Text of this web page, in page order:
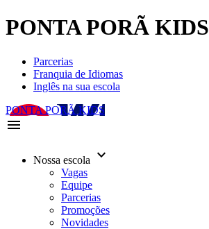
PONTA PORÃ KIDS
Parcerias
Franquia de Idiomas
Inglês na sua escola
PONTA PORÃ KIDS
menu
Nossa escola keyboard_arrow_down
Vagas
Equipe
Parcerias
Promoções
Novidades